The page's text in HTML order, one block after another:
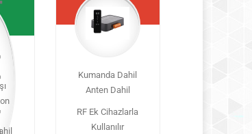
Kumanda Dahil
Anten Dahil
RF Ek Cihazlarla
Kullanılır